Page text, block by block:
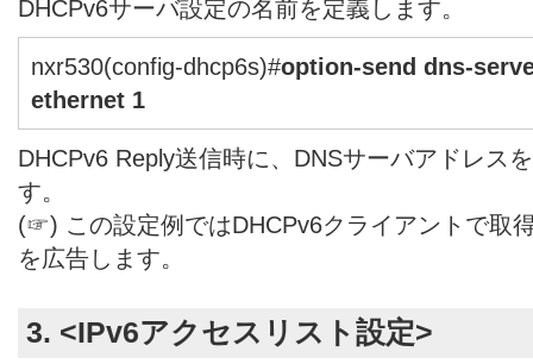
DHCPv6サーバ設定の名前を定義します。
nxr530(config-dhcp6s)#option-send dns-
ethernet 1
DHCPv6 Reply送信時に、DNSサーバアドレス
す。
(☞) この設定例ではDHCPv6クライアントで取
を広告します。
3. <IPv6アクセスリスト設定>